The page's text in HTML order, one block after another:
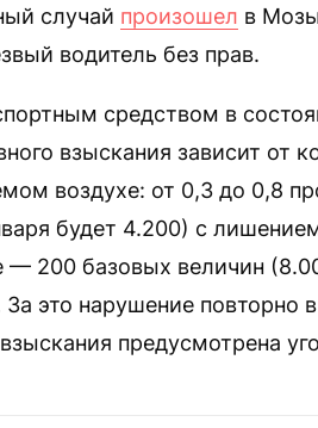
случай произошел в
водитель без прав.
средством в
взыскания зависит от
воздухе: от 0,3 до 0,8
будет 4.200) с
200 базовых величин
За это нарушение повторно
предусмотрена